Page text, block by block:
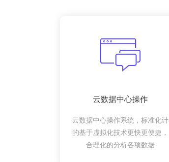
云数据中心操作
云数据中心操作系统，标准化计
的基于虚拟化技术更快更便捷，
合理化的分析各项数据